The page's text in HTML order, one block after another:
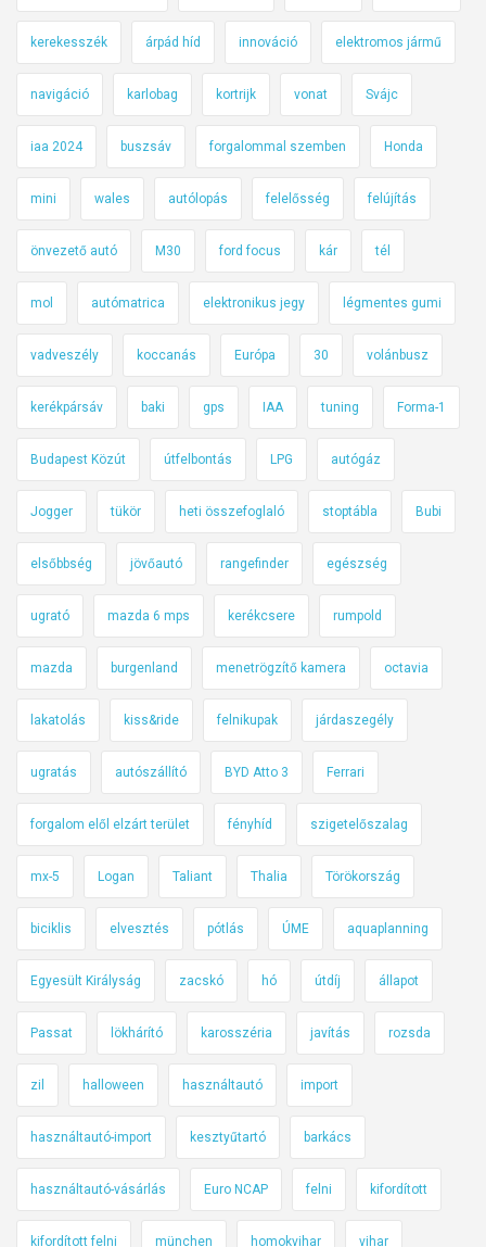
kerekesszék árpád híd innováció elektromos jármű
navigáció karlobag kortrijk vonat Svájc
iaa 2024 buszsáv forgalommal szemben Honda
mini wales autólopás felelősség felújítás
önvezető autó M30 ford focus kár tél
mol autómatrica elektronikus jegy légmentes gumi
vadveszély koccanás Európa 30 volánbusz
kerékpársáv baki gps IAA tuning Forma-1
Budapest Közút útfelbontás LPG autógáz
Jogger tükör heti összefoglaló stoptábla Bubi
elsőbbség jövőautó rangefinder egészség
ugrató mazda 6 mps kerékcsere rumpold
mazda burgenland menetrögzítő kamera octavia
lakatolás kiss&ride felnikupak járdaszegély
ugratás autószállító BYD Atto 3 Ferrari
forgalom elől elzárt terület fényhíd szigetelőszalag
mx-5 Logan Taliant Thalia Törökország
biciklis elvesztés pótlás ÚME aquaplanning
Egyesült Királyság zacskó hó útdíj állapot
Passat lökhárító karosszéria javítás rozsda
zil halloween használtautó import
használtautó-import kesztyűtartó barkács
használtautó-vásárlás Euro NCAP felni kifordított
kifordított felni münchen homokvihar vihar